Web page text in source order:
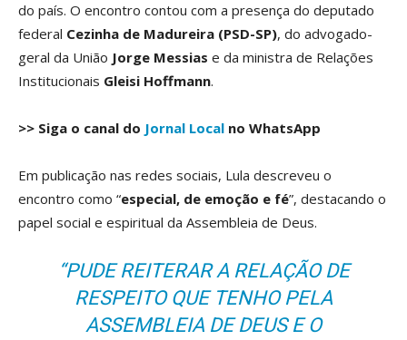
do país. O encontro contou com a presença do deputado
federal Cezinha de Madureira (PSD-SP), do advogado-
geral da União Jorge Messias e da ministra de Relações
Institucionais Gleisi Hoffmann.
>> Siga o canal do Jornal Local no WhatsApp
Em publicação nas redes sociais, Lula descreveu o
encontro como “especial, de emoção e fé”, destacando o
papel social e espiritual da Assembleia de Deus.
“PUDE REITERAR A RELAÇÃO DE
RESPEITO QUE TENHO PELA
ASSEMBLEIA DE DEUS E O